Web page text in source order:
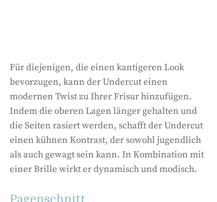
Für diejenigen, die einen kantigeren Look
bevorzugen, kann der Undercut einen
modernen Twist zu Ihrer Frisur hinzufügen.
Indem die oberen Lagen länger gehalten und
die Seiten rasiert werden, schafft der Undercut
einen kühnen Kontrast, der sowohl jugendlich
als auch gewagt sein kann. In Kombination mit
einer Brille wirkt er dynamisch und modisch.
Pagenschnitt